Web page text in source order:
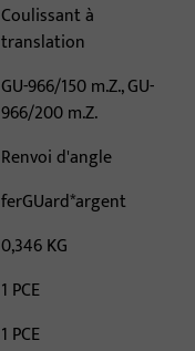
Coulissant à
translation
GU-966/150 m.Z., GU-
966/200 m.Z.
Renvoi d'angle
ferGUard*argent
0,346 KG
1 PCE
1 PCE